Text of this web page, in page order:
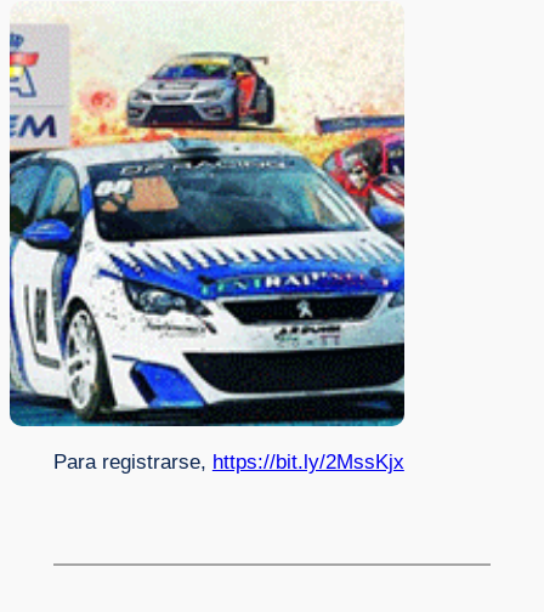
Para registrarse, https://bit.ly/2MssKjx